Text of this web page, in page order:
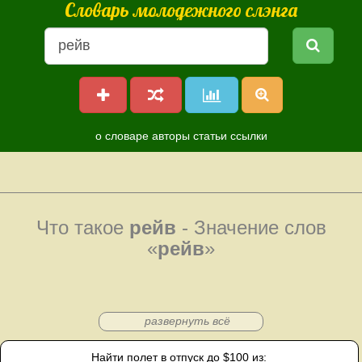
Словарь молодежного слэнга
о словаре авторы статьи ссылки
Что такое рейв - Значение слов
«рейв»
развернуть всё
Найти полет в отпуск до $100 из: